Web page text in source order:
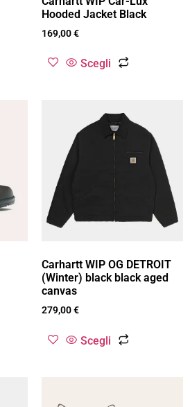
Hooded Jacket Black
169,00€
Scegli
Carhartt WIP OG DETROIT
(Winter) black black aged
canvas
279,00€
Scegli